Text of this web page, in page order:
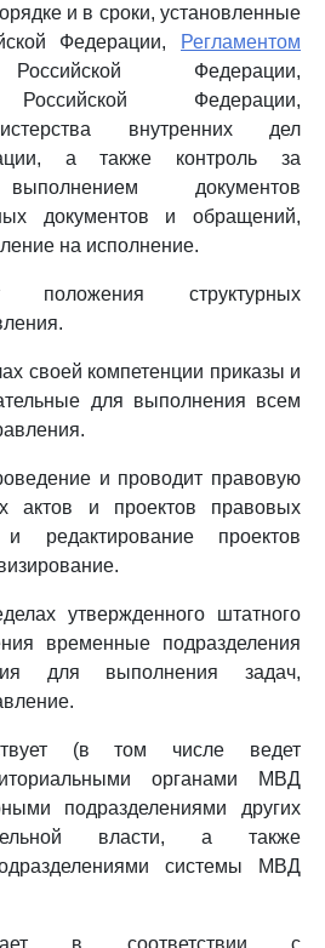
и в сроки, установленные
Федерации,
Регламентом
Федерации,
Российской Федерации,
внутренних дел
а также контроль за
документов
документов и обращений,
на исполнение.
положения структурных
своей компетенции приказы и
для выполнения всем
и проводит правовую
актов и проектов правовых
редактирование проектов
утвержденного штатного
временные подразделения
для выполнения задач,
(в том числе ведет
органами МВД
подразделениями других
власти, а также
системы МВД
в соответствии с